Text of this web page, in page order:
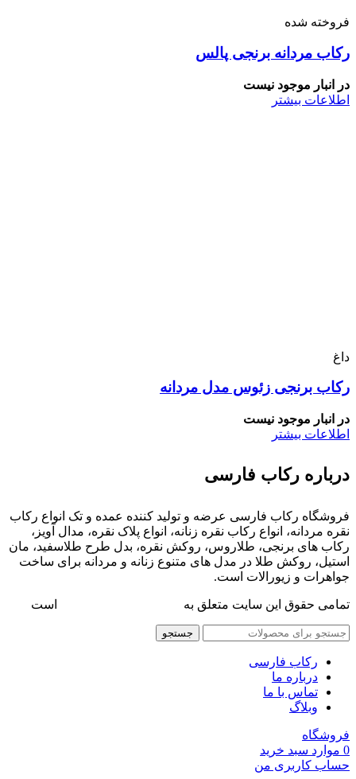
فروخته شده
رکاب مردانه برنجی پالس
در انبار موجود نیست
اطلاعات بیشتر
داغ
رکاب برنجی زئوس مدل مردانه
در انبار موجود نیست
اطلاعات بیشتر
درباره رکاب فارسی
فروشگاه رکاب فارسی عرضه و تولید کننده عمده و تک انواع رکاب
نقره مردانه، انواع رکاب نقره زنانه، انواع پلاک نقره، مدال آویز،
رکاب های برنجی، طلاروس، روکش نقره، بدل طرح طلاسفید، مان
استیل، روکش طلا در مدل های متنوع زنانه و مردانه برای ساخت
جواهرات و زیورالات است.
تمامی حقوق این سایت متعلق به است
جستجو
رکاب فارسی
درباره ما
تماس با ما
وبلاگ
فروشگاه
0 موارد سبد خرید
حساب کاربری من